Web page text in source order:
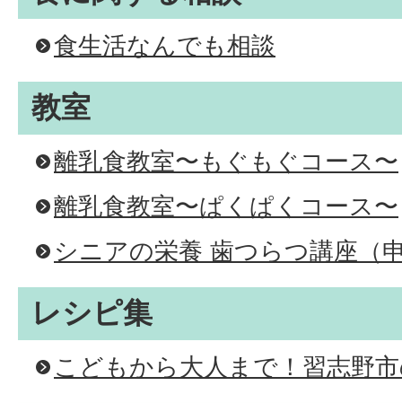
食生活なんでも相談
教室
離乳食教室〜もぐもぐコース〜
離乳食教室〜ぱくぱくコース〜
シニアの栄養 歯つらつ講座（
レシピ集
こどもから大人まで！習志野